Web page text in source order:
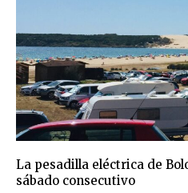
La pesadilla eléctrica de
sábado consecutivo